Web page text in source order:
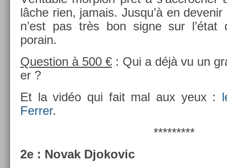
lâche rien, jamais. Jusqu’à en
n’est pas très bon signe sur
porain.
Ques­tion à 500 € : Qui a déjà vu un
er ?
Et la vidéo qui fait mal aux yeux :
Ferr­er.
*********
2e : Novak Djokovic